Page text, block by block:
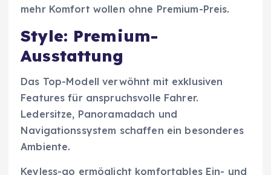
mehr Komfort wollen ohne Premium-Preis.
Style: Premium-
Ausstattung
Das Top-Modell verwöhnt mit exklusiven
Features für anspruchsvolle Fahrer.
Ledersitze, Panoramadach und
Navigationssystem schaffen ein besonderes
Ambiente.
Keyless-go ermöglicht komfortables Ein- und